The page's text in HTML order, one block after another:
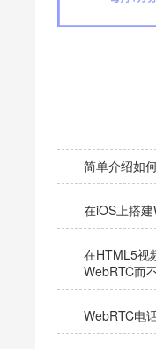
简单介绍如
在iOS上搭
在HTML5视
WebRTC而
WebRTC电